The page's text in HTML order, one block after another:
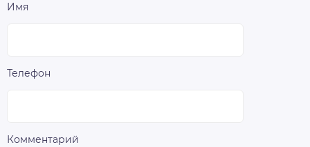
Имя
Телефон
Комментарий